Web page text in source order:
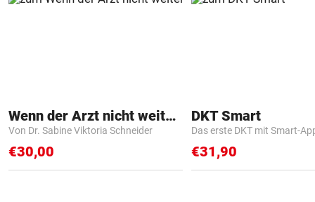
Wenn der Arzt nicht weiter weiß
Von Dr. Sabine Viktoria Schneider
€30,00
DKT Smart
Das erste DKT mit Smart-
€31,90